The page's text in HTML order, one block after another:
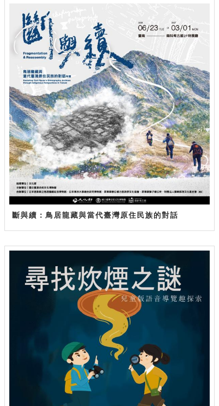
斷與續：鳥居龍藏與當代臺灣原住民族的對話